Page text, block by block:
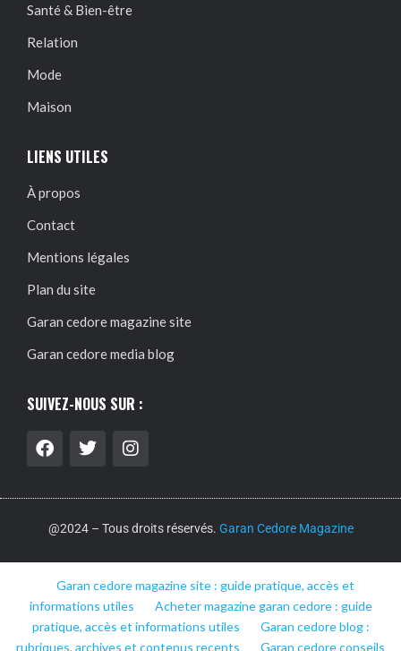
Santé & Bien-être
Relation
Mode
Maison
LIENS UTILES
À propos
Contact
Mentions légales
Plan du site
Garan cedore magazine site
Garan cedore media blog
SUIVEZ-NOUS SUR :
@2024 – Tous droits réservés. Garan Cedore Magazine
Garan cedore magazine site : guide pratique, accès et
informations utiles
Acheter magazine garan cedore : guide
pratique, accès et informations utiles
Garan cedore blog :
rubriques, archives et contenus recents
Garan cedore conseils